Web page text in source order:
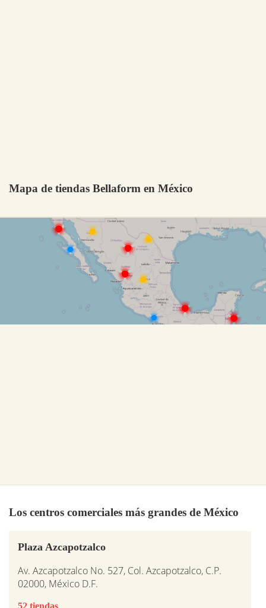
Mapa de tiendas Bellaform en México
Los centros comerciales más grandes de México
Plaza Azcapotzalco
Av. Azcapotzalco No. 527, Col. Azcapotzalco, C.P.
02000, México D.F.